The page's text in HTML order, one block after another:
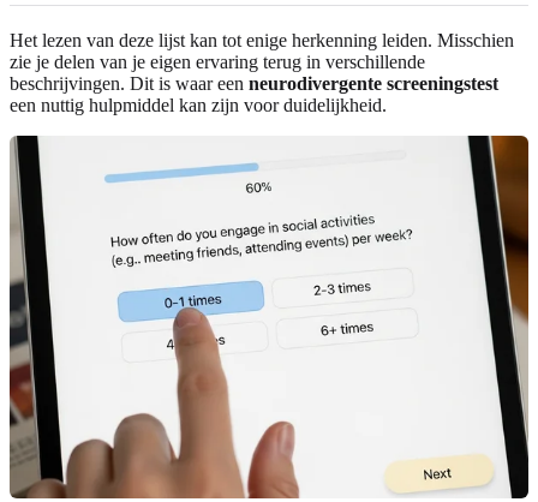
Het lezen van deze lijst kan tot enige herkenning leiden. Misschien
zie je delen van je eigen ervaring terug in verschillende
beschrijvingen. Dit is waar een neurodivergente screeningstest
een nuttig hulpmiddel kan zijn voor duidelijkheid.